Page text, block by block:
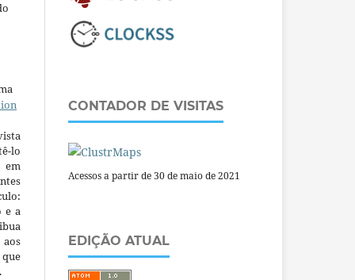
lo
em
e a
CONTADOR DE VISITAS
Acessos a partir de 30 de maio de 2021
EDIÇÃO ATUAL